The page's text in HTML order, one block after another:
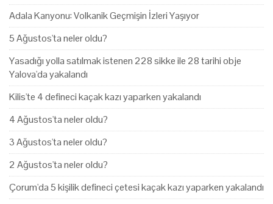
Adala Kanyonu: Volkanik Geçmişin İzleri Yaşıyor
5 Ağustos'ta neler oldu?
Yasadığı yolla satılmak istenen 228 sikke ile 28 tarihi obje
Yalova'da yakalandı
Kilis'te 4 defineci kaçak kazı yaparken yakalandı
4 Ağustos'ta neler oldu?
3 Ağustos'ta neler oldu?
2 Ağustos'ta neler oldu?
Çorum'da 5 kişilik defineci çetesi kaçak kazı yaparken yakalandı